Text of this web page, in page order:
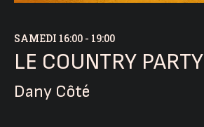
SAMEDI 16:00 - 19:00
LE COUNTRY PARTY
Dany Côté